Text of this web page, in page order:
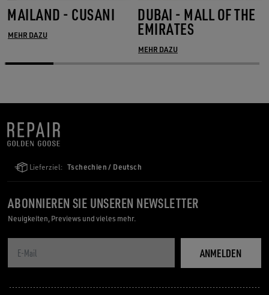
MAILAND - CUSANI
MEHR DAZU
DUBAI - MALL OF THE
EMIRATES
MEHR DAZU
Lieferziel: Tschechien / Deutsch
ABONNIEREN SIE UNSEREN NEWSLETTER
Neuigkeiten, Previews und vieles mehr.
ANMELDEN